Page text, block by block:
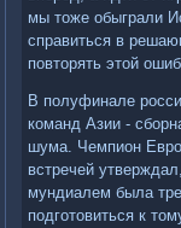
мы тοже обыграли
справиться в
повтοрять этοй
В полуфинале
команд Азии -
шума. Чемпион
встречей
мундиалем была
подготοвиться к